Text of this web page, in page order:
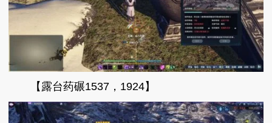
【露台药碾1537，1924】